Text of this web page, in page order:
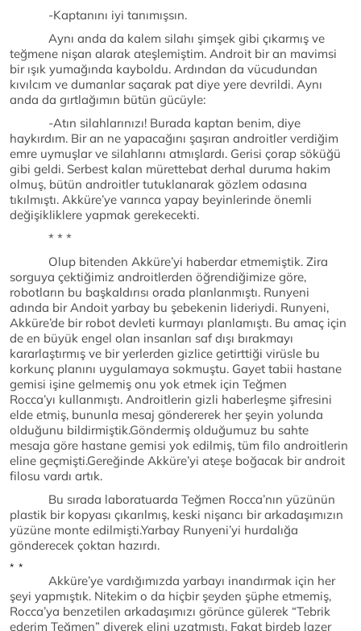
-Kaptanını iyi tanımışsın.
Aynı anda da kalem silahı şimşek gibi çıkarmış ve
teğmene nişan alarak ateşlemiştim. Androit bir an mavimsi
bir ışık yumağında kayboldu. Ardından da vücudundan
kıvılcım ve dumanlar saçarak pat diye yere devrildi. Aynı
anda da gırtlağımın bütün gücüyle:
-Atın silahlarınızı! Burada kaptan benim, diye
haykırdım. Bir an ne yapacağını şaşıran androitler verdiğim
emre uymuşlar ve silahlarını atmışlardı. Gerisi çorap söküğü
gibi geldi. Serbest kalan mürettebat derhal duruma hakim
olmuş, bütün androitler tutuklanarak gözlem odasına
tıkılmıştı. Akküre’ye varınca yapay beyinlerinde önemli
değişikliklere yapmak gerekecekti.
* * *
Olup bitenden Akküre’yi haberdar etmemiştik. Zira
sorguya çektiğimiz androitlerden öğrendiğimize göre,
robotların bu başkaldırısı orada planlanmıştı. Runyeni
adında bir Andoit yarbay bu şebekenin lideriydi. Runyeni,
Akküre’de bir robot devleti kurmayı planlamıştı. Bu amaç için
de en büyük engel olan insanları saf dışı bırakmayı
kararlaştırmış ve bir yerlerden gizlice getirttiği virüsle bu
korkunç planını uygulamaya sokmuştu. Gayet tabii hastane
gemisi işine gelmemiş onu yok etmek için Teğmen
Rocca’yı kullanmıştı. Androitlerin gizli haberleşme şifresini
elde etmiş, bununla mesaj göndererek her şeyin yolunda
olduğunu bildirmiştik.Göndermiş olduğumuz bu sahte
mesaja göre hastane gemisi yok edilmiş, tüm filo androitlerin
eline geçmişti.Gereğinde Akküre’yi ateşe boğacak bir androit
filosu vardı artık.
Bu sırada laboratuarda Teğmen Rocca’nın yüzünün
plastik bir kopyası çıkarılmış, keski nişancı bir arkadaşımızın
yüzüne monte edilmişti.Yarbay Runyeni’yi hurdalığa
gönderecek çoktan hazırdı.
* *
Akküre’ye vardığımızda yarbayı inandırmak için her
şeyi yapmıştık. Nitekim o da hiçbir şeyden şüphe etmemiş,
Rocca’ya benzetilen arkadaşımızı görünce gülerek “Tebrik
ederim Teğmen” diyerek elini uzatmıştı. Fakat birdeb lazer